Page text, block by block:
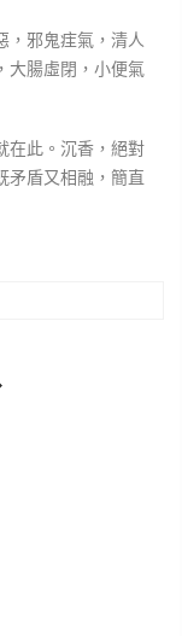
，邪鬼疰氣，清人
大腸虛閉，小便氣
在此。沉香，絕對
矛盾又相融，簡直